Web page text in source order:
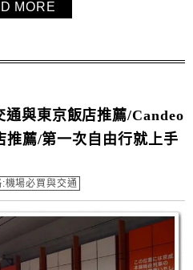
MORE
與東京飯店推薦/Candeo
推薦/第一次自由行就上手
機場必買與交通